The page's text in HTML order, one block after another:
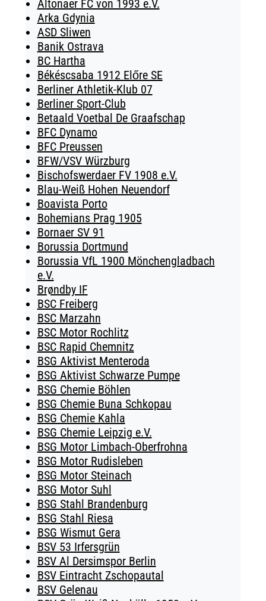
Altonaer FC von 1993 e.V.
Arka Gdynia
ASD Sliwen
Banik Ostrava
BC Hartha
Békéscsaba 1912 Előre SE
Berliner Athletik-Klub 07
Berliner Sport-Club
Betaald Voetbal De Graafschap
BFC Dynamo
BFC Preussen
BFW/VSV Würzburg
Bischofswerdaer FV 1908 e.V.
Blau-Weiß Hohen Neuendorf
Boavista Porto
Bohemians Prag 1905
Bornaer SV 91
Borussia Dortmund
Borussia VfL 1900 Mönchengladbach
e.V.
Brøndby IF
BSC Freiberg
BSC Marzahn
BSC Motor Rochlitz
BSC Rapid Chemnitz
BSG Aktivist Menteroda
BSG Aktivist Schwarze Pumpe
BSG Chemie Böhlen
BSG Chemie Buna Schkopau
BSG Chemie Kahla
BSG Chemie Leipzig e.V.
BSG Motor Limbach-Oberfrohna
BSG Motor Rudisleben
BSG Motor Steinach
BSG Motor Suhl
BSG Stahl Brandenburg
BSG Stahl Riesa
BSG Wismut Gera
BSV 53 Irfersgrün
BSV Al Dersimspor Berlin
BSV Eintracht Zschopautal
BSV Gelenau